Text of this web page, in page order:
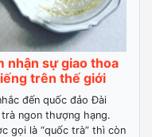
nhận sự giao thoa
trên thế giới
đến quốc đảo Đài
ngon thượng hạng.
gọi là “quốc trà” thì còn